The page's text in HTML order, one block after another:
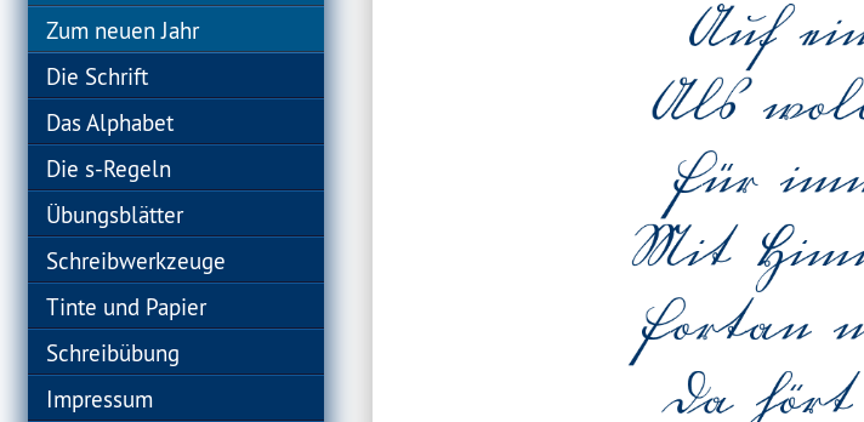
Zum neuen Jahr
Die Schrift
Das Alphabet
Die s-Regeln
Übungsblätter
Schreibwerkzeuge
Tinte und Papier
Schreibübung
Impressum